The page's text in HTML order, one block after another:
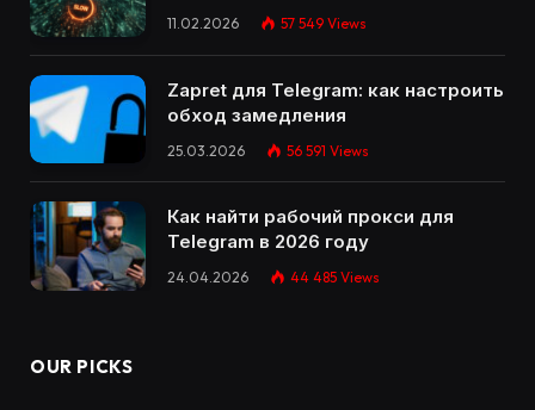
11.02.2026 57 549 Views
Zapret для Telegram: как настроить
обход замедления
25.03.2026 56 591 Views
Как найти рабочий прокси для
Telegram в 2026 году
24.04.2026 44 485 Views
OUR PICKS